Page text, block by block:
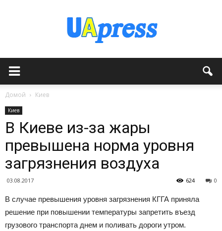
Домой Киев
Киев
В Киеве из-за жары
превышена норма уровня
загрязнения воздуха
03.08.2017 0
624
В случае превышения уровня загрязнения КГГА приняла
решение при повышении температуры запретить въезд
грузового транспорта днем и поливать дороги утром.